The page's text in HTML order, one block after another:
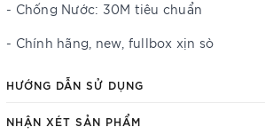
- Chống Nước: 30M tiêu chuẩn
- Chính hãng, new, fullbox xịn sò
HƯỚNG DẪN SỬ DỤNG
NHẬN XÉT SẢN PHẨM